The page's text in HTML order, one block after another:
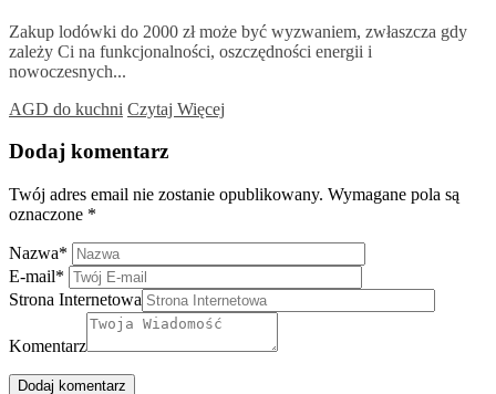
Zakup lodówki do 2000 zł może być wyzwaniem, zwłaszcza gdy
zależy Ci na funkcjonalności, oszczędności energii i
nowoczesnych...
AGD do kuchni Czytaj Więcej
Dodaj komentarz
Twój adres email nie zostanie opublikowany. Wymagane pola są
oznaczone *
Nazwa*
E-mail*
Strona Internetowa
Komentarz